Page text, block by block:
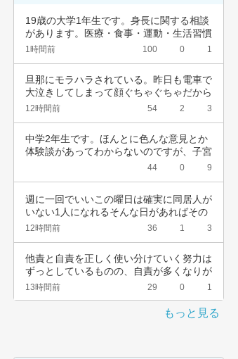
19歳の大学1年生です。身長に関する相談
があります。医療・食事・運動・生活習慣
など、…
1時間前 100 0 1
旦那にモラハラされている。昨日も電車で
大泣きしてしまって顔ぐちゃぐちゃだから
会社休ん…
12時間前 54 2 3
中学2年生です。ほんとに色んな意見とか
体験談があってわからないのですが、子宮
44 0 9
週に一回でいいこの曜日は確実に同居人が
いない1人になれるそんな日があればその
日だけを…
12時間前 36 1 3
他責と自責を正しく使い分けていく努力は
ずっとしているものの、自責が多くなりが
ちなんで…
13時間前 29 0 1
もっと見る